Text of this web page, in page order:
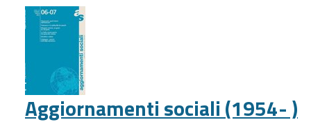
di
diritto
lavoro
(2019-
)
-
Aggiornamenti sociali (1954- )